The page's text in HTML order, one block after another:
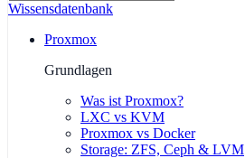
Wissensdatenbank
Proxmox
Grundlagen
Was ist Proxmox?
LXC vs KVM
Proxmox vs Docker
Storage: ZFS, Ceph & LVM